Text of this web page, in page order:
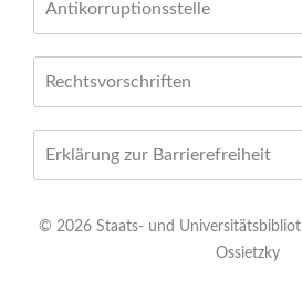
Antikorruptionsstelle
Rechtsvorschriften
Erklärung zur Barrierefreiheit
© 2026 Staats- und
Ossietzky